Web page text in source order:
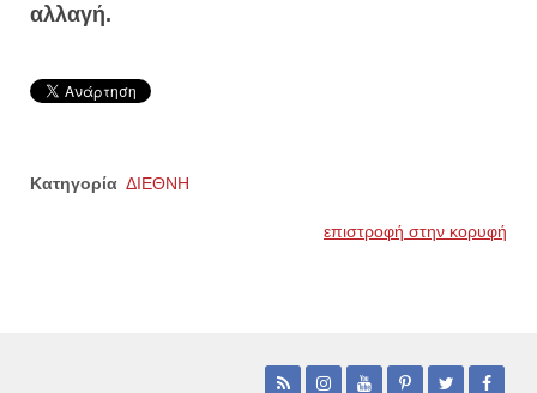
αλλαγή.
Κατηγορία ΔΙΕΘΝΗ
επιστροφή στην κορυφή